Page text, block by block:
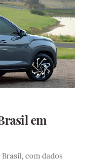
em
com dados